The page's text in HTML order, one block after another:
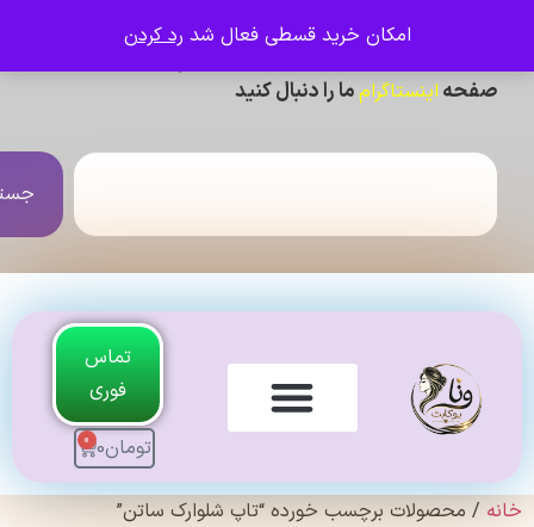
امکان خرید قسطی فعال شدرد کردن
اینستاگرامما را دنبال کنید
جستجو
تماس
فوری
0
برچسب خورده “تاپ شلوارک ساتن”